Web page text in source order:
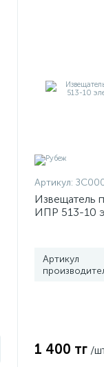
Артикул:
Извещатель
ИПР 513-10
Артикул
1 400 тг /